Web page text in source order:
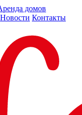
домов
Новости Контакты